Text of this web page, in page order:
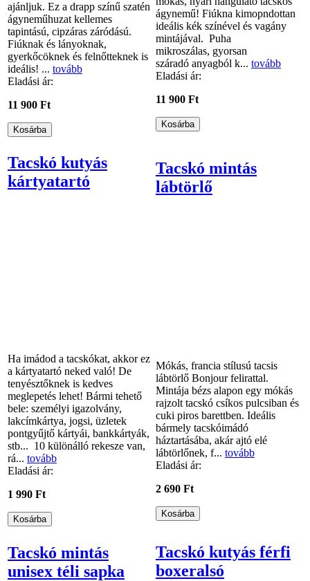
ajánljuk. Ez a drapp színű szatén
ágyneműhuzat kellemes
tapintású, cipzáras záródású.
Fiúknak és lányoknak,
gyerkőcöknek és felnőtteknek is
ideális! ... tovább
Eladási ár:
11 900 Ft
ágynemű! Fiúkna kimopndottan
ideális kék színével és vagány
mintájával. Puha
mikroszálas, gyorsan
száradó anyagból k... tovább
Eladási ár:
11 900 Ft
Tacskó kutyás
kártyatartó
Ha imádod a tacskókat, akkor ez
a kártyatartó neked való! De
tenyésztőknek is kedves
meglepetés lehet! Bármi tehető
bele: személyi igazolvány,
lakcímkártya, jogsi, üzletek
pontgyűjtő kártyái, bankkártyák,
stb... 10 különálló rekesze van,
rá... tovább
Eladási ár:
1 990 Ft
Tacskó mintás
lábtörlő
Mókás, francia stílusú tacsis
lábtörlő Bonjour felirattal.
Mintája bézs alapon egy mókás
rajzolt tacskó csíkos pulcsiban és
cuki piros barettben. Ideális
bármely tacskóimádó
háztartásába, akár ajtó elé
lábtörlőnek, f... tovább
Eladási ár:
2 690 Ft
Tacskó mintás
unisex téli sapka
Tacskó kutyás férfi
boxeralsó